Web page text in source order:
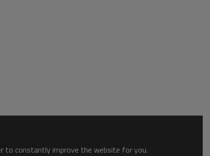
to constantly improve the website for you.